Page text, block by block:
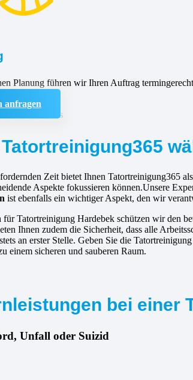
Planung führen wir Ihren Auftrag
anfragen
Zeit bietet Ihnen Tatortreinigung365
Aspekte fokussieren können.Unsere
ist ebenfalls ein wichtiger Aspekt, den wir
Tatortreinigung Hardebek schützen wir den
Ihnen zudem die Sicherheit, dass alle
an erster Stelle. Geben Sie die
einem sicheren und sauberen Raum.
bei einer
Unfall oder Suizid